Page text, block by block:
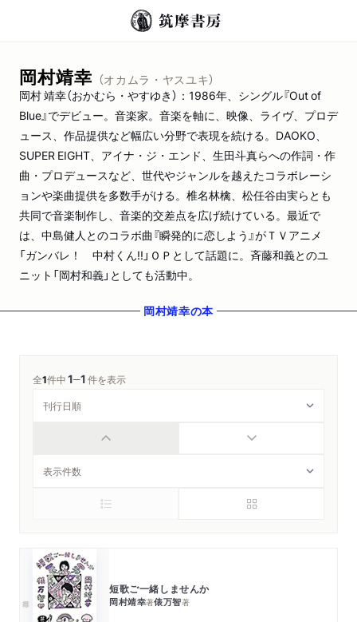
岡村靖幸 （オカムラ・ヤスユキ）
岡村 靖幸（おかむら・やすゆき）：1986年、シングル『Out of
Blue』でデビュー。音楽家。音楽を軸に、映像、ライヴ、プロデ
ュース、作品提供など幅広い分野で表現を続ける。DAOKO、
SUPER EIGHT、アイナ・ジ・エンド、生田斗真らへの作詞・作
曲・プロデュースなど、世代やジャンルを越えたコラボレーシ
ョンや楽曲提供を多数手がける。椎名林檎、松任谷由実らとも
共同で音楽制作し、音楽的交差点を広げ続けている。最近で
は、中島健人とのコラボ曲『瞬発的に恋しよう』がＴＶアニメ
「ガンバレ！ 中村くん!!」ＯＰとして話題に。斉藤和義とのユ
ニット「岡村和義」としても活動中。
岡村靖幸の本
全1件中1─1件を表示
短歌ご一緒しませんか
岡村靖幸著俵万智著